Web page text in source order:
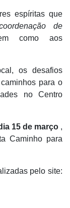
espíritas que
de
como aos
os desafios
para o
no Centro
15 de março,
Caminho para
pelo site: